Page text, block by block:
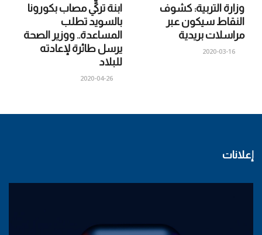
ابنة تركيٍّ مصاب بكورونا
بالسويد تطلب
المساعدة.. ووزير الصحة
يرسل طائرة لإعادته
للبلاد
2020-04-26
وزارة التربية: كشوف
النقاط سيكون عبر
مراسلات بريدية
2020-03-16
إعلانات